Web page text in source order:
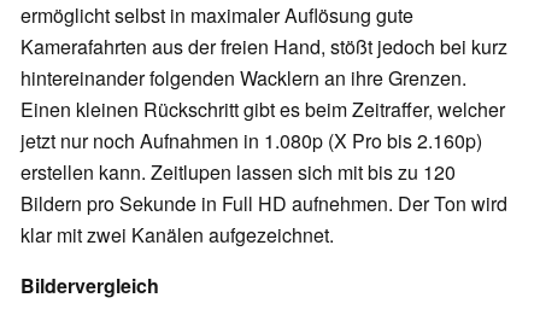
ermöglicht selbst in maximaler Auflösung gute
Kamerafahrten aus der freien Hand, stößt jedoch bei kurz
hintereinander folgenden Wacklern an ihre Grenzen.
Einen kleinen Rückschritt gibt es beim Zeitraffer, welcher
jetzt nur noch Aufnahmen in 1.080p (X Pro bis 2.160p)
erstellen kann. Zeitlupen lassen sich mit bis zu 120
Bildern pro Sekunde in Full HD aufnehmen. Der Ton wird
klar mit zwei Kanälen aufgezeichnet.
Bildervergleich